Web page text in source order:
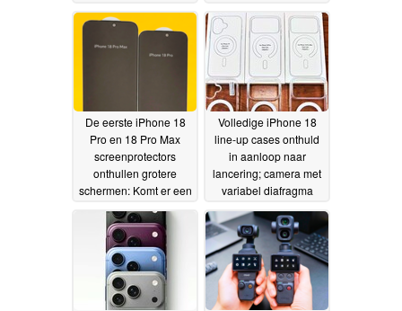
06-2026
De eerste iPhone 18
Pro en 18 Pro Max
screenprotectors
onthullen grotere
schermen: Komt er een
23-05-
2026
Volledige iPhone 18
line-up cases onthuld
in aanloop naar
lancering; camera met
variabel diafragma
ontwerp23-05-2026